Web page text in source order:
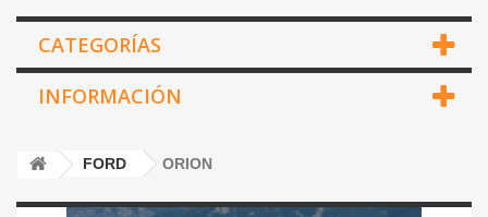
CATEGORÍAS
INFORMACIÓN
FORD ORION